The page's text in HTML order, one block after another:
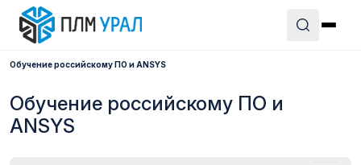
Обучение российскому ПО и ANSYS
Обучение российскому ПО и
ANSYS